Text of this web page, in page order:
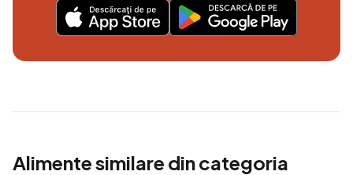
Alimente similare din categoria